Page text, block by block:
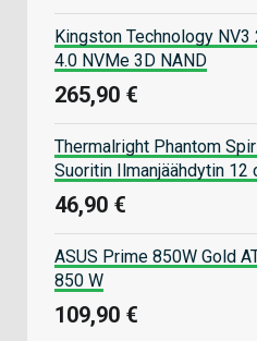
Kingston Technology
4.0 NVMe 3D NAND
265,90 €
Thermalright Phantom
Suoritin Ilmanjäähdytin 12
46,90 €
ASUS Prime 850W Gold
850 W
109,90 €